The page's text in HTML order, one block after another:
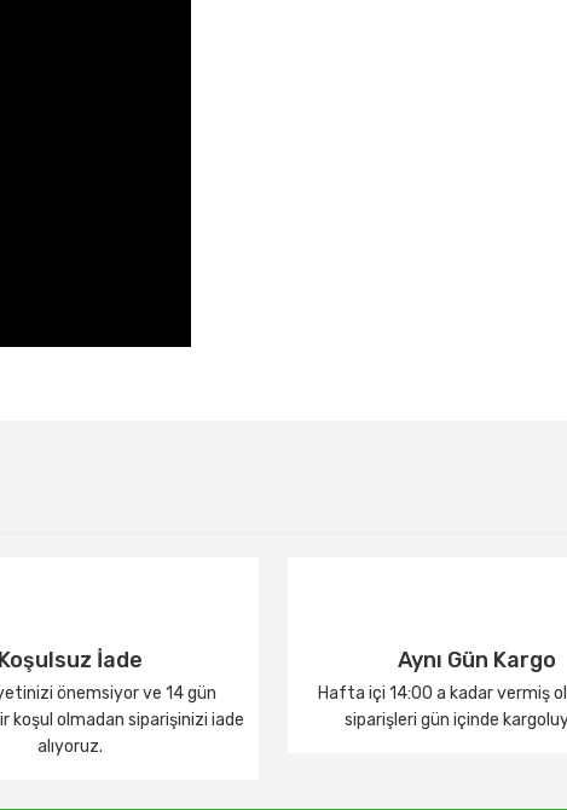
Koşulsuz İade
önemsiyor ve 14 gün
koşul olmadan siparişinizi iade
alıyoruz.
Aynı Gün Kargo
Hafta içi 14:00 a kadar vermiş
siparişleri gün içinde